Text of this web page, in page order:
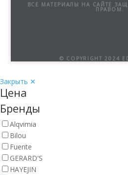
ВСЕ МАТЕРИАЛЫ НА САЙТЕ
ПРАВОМ.
© COPYRIGHT 2024
Закрыть ✕
Цена
Бренды
Alqvimia
Bilou
Fuente
GERARD'S
HAYEJIN